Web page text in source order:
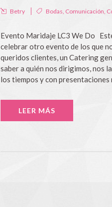
Betry Bodas, Comunicación,
Evento Maridaje LC3 We Do
celebrar otro evento de los que
queridos clientes, un Catering
saber a quién nos dirigimos, nos
los tiempos y con presentaciones
LEER MÁS